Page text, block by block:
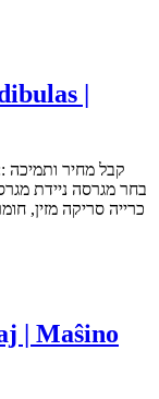
|
בחר מגרסה ניידת
כרייה סריקה מזין,
| Maŝino